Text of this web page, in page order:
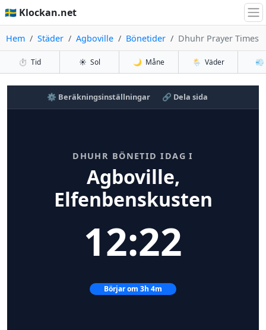
🇸🇪 Klockan.net
Hem Städer Agboville Bönetider Dhuhr Prayer Times
⏱️ Tid ☀️ Sol 🌙 Måne 🌦️ Väder 💨
⚙️ Beräkningsinställningar 🔗 Dela sida
DHUHR BÖNETID IDAG I
Agboville,
Elfenbenskusten
12:22
Börjar om 3h 3m